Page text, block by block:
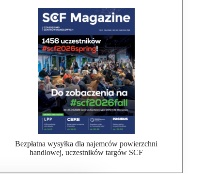
Bezpłatna wysyłka dla najemców powierzchni
handlowej, uczestników targów SCF